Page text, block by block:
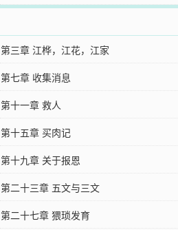
第三章 江桦，江花，江家
第七章 收集消息
第十一章 救人
第十五章 买肉记
第十九章 关于报恩
第二十三章 五文与三文
第二十七章 猥琐发育